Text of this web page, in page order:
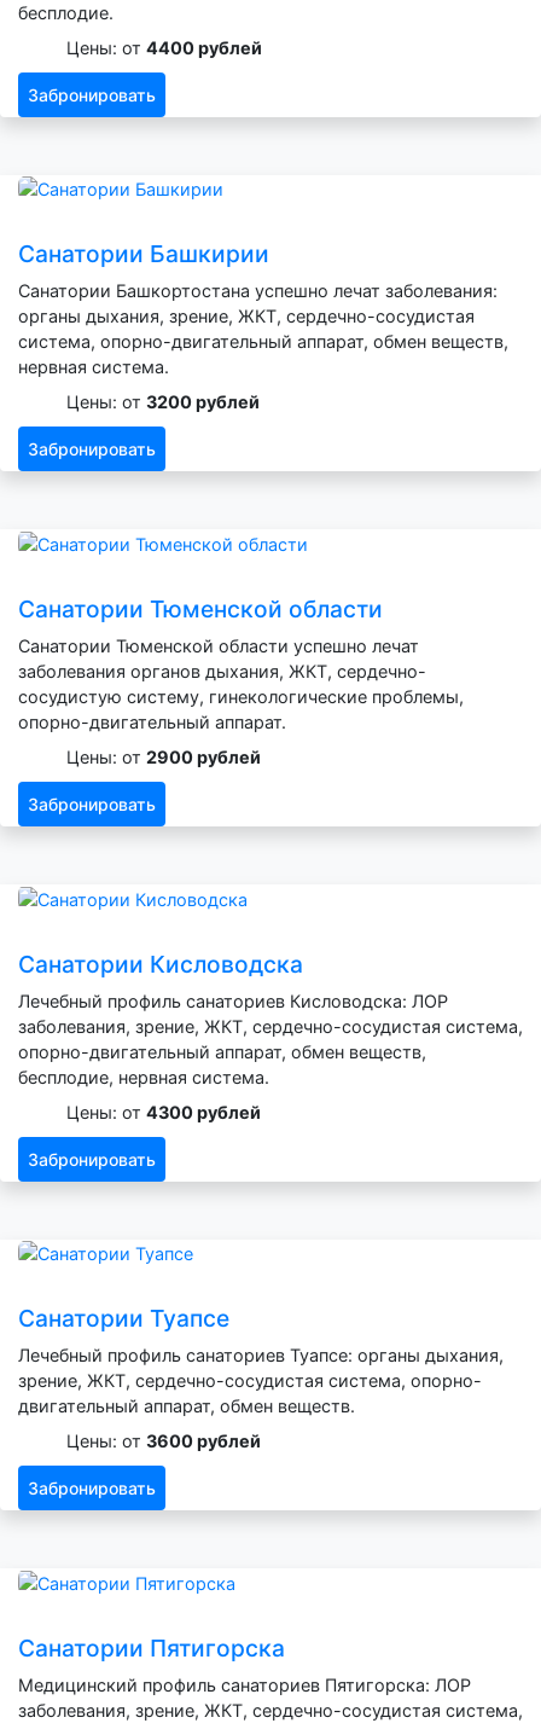
бесплодие.
Цены: от 4400 рублей
Забронировать
Санатории Башкирии
Санатории Башкортостана успешно лечат заболевания:
органы дыхания, зрение, ЖКТ, сердечно-сосудистая
система, опорно-двигательный аппарат, обмен веществ,
нервная система.
Цены: от 3200 рублей
Забронировать
Санатории Тюменской области
Санатории Тюменской области успешно лечат
заболевания органов дыхания, ЖКТ, сердечно-
сосудистую систему, гинекологические проблемы,
опорно-двигательный аппарат.
Цены: от 2900 рублей
Забронировать
Санатории Кисловодска
Лечебный профиль санаториев Кисловодска: ЛОР
заболевания, зрение, ЖКТ, сердечно-сосудистая система,
опорно-двигательный аппарат, обмен веществ,
бесплодие, нервная система.
Цены: от 4300 рублей
Забронировать
Санатории Туапсе
Лечебный профиль санаториев Туапсе: органы дыхания,
зрение, ЖКТ, сердечно-сосудистая система, опорно-
двигательный аппарат, обмен веществ.
Цены: от 3600 рублей
Забронировать
Санатории Пятигорска
Медицинский профиль санаториев Пятигорска: ЛОР
заболевания, зрение, ЖКТ, сердечно-сосудистая система,